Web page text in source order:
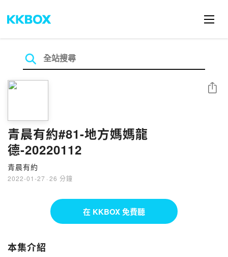
青晨有約#81-地方媽媽龍
德-20220112
青晨有約
2022-01-27 · 26 分鐘
分享
在 KKBOX 免費聽
本集介紹